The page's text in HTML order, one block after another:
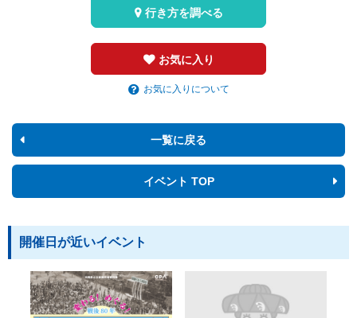
お気に入り
お気に入りについて
行き方を調べる
一覧に戻る
イベント TOP
開催日が近いイベント